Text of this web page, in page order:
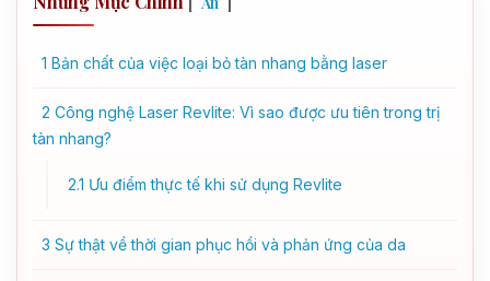
1 Bản chất của việc loại bỏ tàn nhang bằng laser
2 Công nghệ Laser Revlite: Vì sao được ưu tiên trong trị
tàn nhang?
2.1 Ưu điểm thực tế khi sử dụng Revlite
3 Sự thật về thời gian phục hồi và phản ứng của da